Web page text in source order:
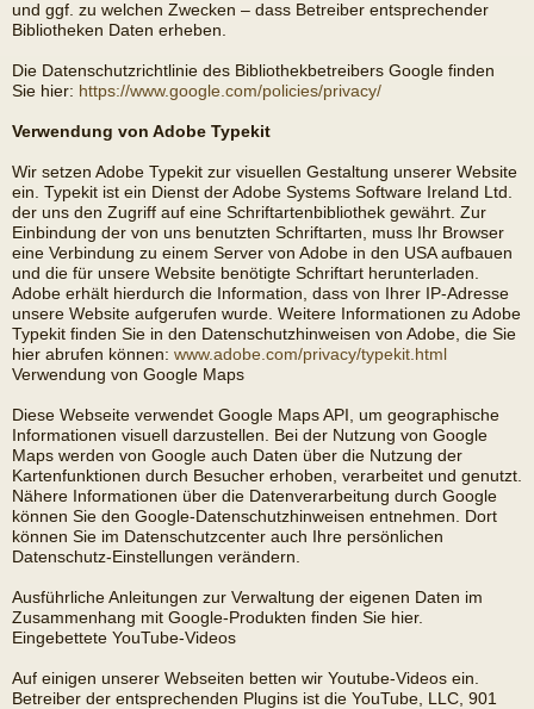
und ggf. zu welchen Zwecken – dass Betreiber entsprechender
Bibliotheken Daten erheben.
Die Datenschutzrichtlinie des Bibliothekbetreibers Google finden
Sie hier: https://www.google.com/policies/privacy/
Verwendung von Adobe Typekit
Wir setzen Adobe Typekit zur visuellen Gestaltung unserer Website
ein. Typekit ist ein Dienst der Adobe Systems Software Ireland Ltd.
der uns den Zugriff auf eine Schriftartenbibliothek gewährt. Zur
Einbindung der von uns benutzten Schriftarten, muss Ihr Browser
eine Verbindung zu einem Server von Adobe in den USA aufbauen
und die für unsere Website benötigte Schriftart herunterladen.
Adobe erhält hierdurch die Information, dass von Ihrer IP-Adresse
unsere Website aufgerufen wurde. Weitere Informationen zu Adobe
Typekit finden Sie in den Datenschutzhinweisen von Adobe, die Sie
hier abrufen können: www.adobe.com/privacy/typekit.html
Verwendung von Google Maps
Diese Webseite verwendet Google Maps API, um geographische
Informationen visuell darzustellen. Bei der Nutzung von Google
Maps werden von Google auch Daten über die Nutzung der
Kartenfunktionen durch Besucher erhoben, verarbeitet und genutzt.
Nähere Informationen über die Datenverarbeitung durch Google
können Sie den Google-Datenschutzhinweisen entnehmen. Dort
können Sie im Datenschutzcenter auch Ihre persönlichen
Datenschutz-Einstellungen verändern.
Ausführliche Anleitungen zur Verwaltung der eigenen Daten im
Zusammenhang mit Google-Produkten finden Sie hier.
Eingebettete YouTube-Videos
Auf einigen unserer Webseiten betten wir Youtube-Videos ein.
Betreiber der entsprechenden Plugins ist die YouTube, LLC, 901